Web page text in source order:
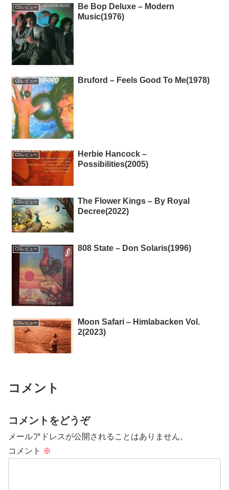
CDレビュー
Be Bop Deluxe – Modern
Music(1976)
CDレビュー Bruford – Feels Good To Me(1978)
CDレビュー
Herbie Hancock –
Possibilities(2005)
CDレビュー
The Flower Kings – By Royal
Decree(2022)
CDレビュー 808 State – Don Solaris(1996)
CDレビュー
Moon Safari – Himlabacken Vol.
2(2023)
コメント
コメントをどうぞ
メールアドレスが公開されることはありません。
コメント ※